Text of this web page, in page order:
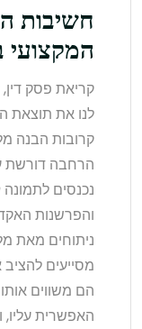
חשיבות
קריאת פסק
לנו את תוצאת
קרובות הבנה
הרחבה דורשת
נכנסים לתמונה
והפרשנות
ניתוחים מאת
מסייעים
הם משווים
האפשרית